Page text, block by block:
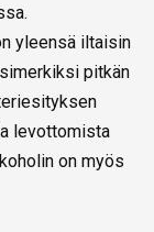
yleensä iltaisin
pitkän
levottomista
on myös